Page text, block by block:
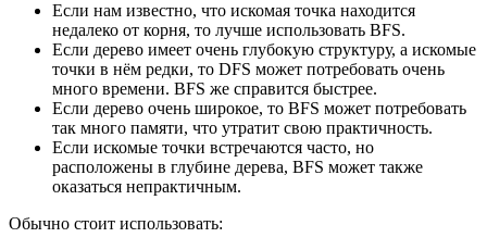
Если нам известно, что искомая точка находится
недалеко от корня, то лучше использовать BFS.
Если дерево имеет очень глубокую структуру, а искомые
точки в нём редки, то DFS может потребовать очень
много времени. BFS же справится быстрее.
Если дерево очень широкое, то BFS может потребовать
так много памяти, что утратит свою практичность.
Если искомые точки встречаются часто, но
расположены в глубине дерева, BFS может также
оказаться непрактичным.
Обычно стоит использовать: